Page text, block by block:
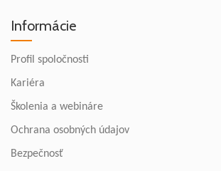
Informácie
Profil spoločnosti
Kariéra
Školenia a webináre
Ochrana osobných údajov
Bezpečnosť